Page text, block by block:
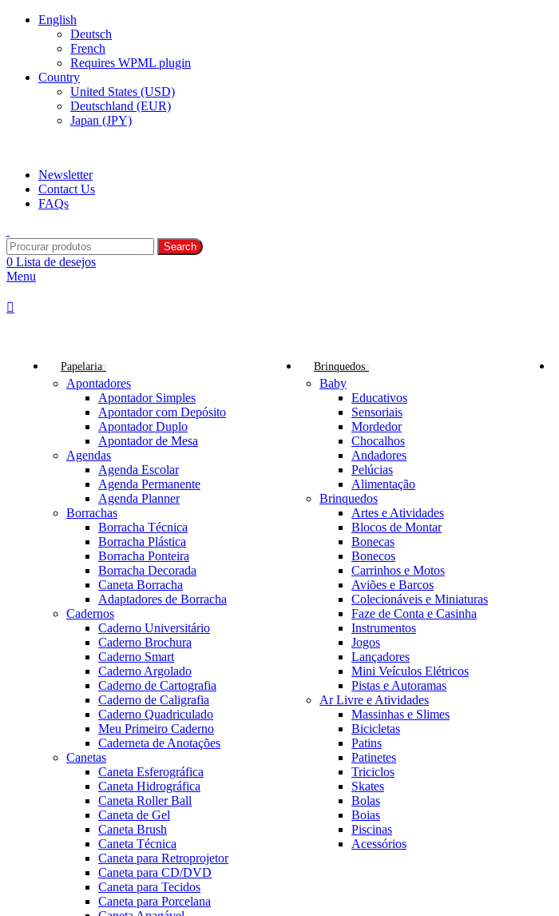
English
Deutsch
French
Requires WPML plugin
Country
United States (USD)
Deutschland (EUR)
Japan (JPY)
Newsletter
Contact Us
FAQs
Search
0 Lista de desejos
Menu
Papelaria
Apontadores
Apontador Simples
Apontador com Depósito
Apontador Duplo
Apontador de Mesa
Agendas
Agenda Escolar
Agenda Permanente
Agenda Planner
Borrachas
Borracha Técnica
Borracha Plástica
Borracha Ponteira
Borracha Decorada
Caneta Borracha
Adaptadores de Borracha
Cadernos
Caderno Universitário
Caderno Brochura
Caderno Smart
Caderno Argolado
Caderno de Cartografia
Caderno de Caligrafia
Caderno Quadriculado
Meu Primeiro Caderno
Caderneta de Anotações
Canetas
Caneta Esferográfica
Caneta Hidrográfica
Caneta Roller Ball
Caneta de Gel
Caneta Brush
Caneta Técnica
Caneta para Retroprojetor
Caneta para CD/DVD
Caneta para Tecidos
Caneta para Porcelana
Brinquedos
Baby
Educativos
Sensoriais
Mordedor
Chocalhos
Andadores
Pelúcias
Alimentação
Brinquedos
Artes e Atividades
Blocos de Montar
Bonecas
Bonecos
Carrinhos e Motos
Aviões e Barcos
Colecionáveis e Miniaturas
Faze de Conta e Casinha
Instrumentos
Jogos
Lançadores
Mini Veículos Elétricos
Pistas e Autoramas
Ar Livre e Atividades
Massinhas e Slimes
Bicicletas
Patins
Patinetes
Triciclos
Skates
Bolas
Boias
Piscinas
Acessórios